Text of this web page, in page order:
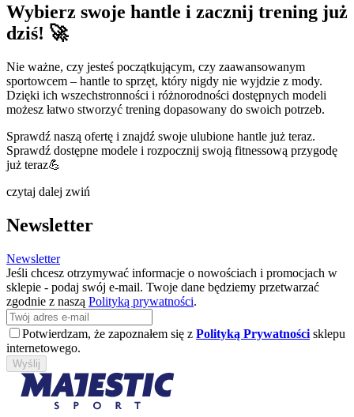
Wybierz swoje hantle i zacznij trening już
dziś! 🚀
Nie ważne, czy jesteś początkującym, czy zaawansowanym
sportowcem – hantle to sprzęt, który nigdy nie wyjdzie z mody.
Dzięki ich wszechstronności i różnorodności dostępnych modeli
możesz łatwo stworzyć trening dopasowany do swoich potrzeb.
Sprawdź naszą ofertę i znajdź swoje ulubione hantle już teraz.
Sprawdź dostępne modele i rozpocznij swoją fitnessową przygodę
już teraz💪
czytaj dalej zwiń
Newsletter
Newsletter
Jeśli chcesz otrzymywać informacje o nowościach i promocjach w
sklepie - podaj swój e-mail. Twoje dane będziemy przetwarzać
zgodnie z naszą Polityką prywatności.
Potwierdzam, że zapoznałem się z Polityką Prywatności sklepu
internetowego.
Wyślij